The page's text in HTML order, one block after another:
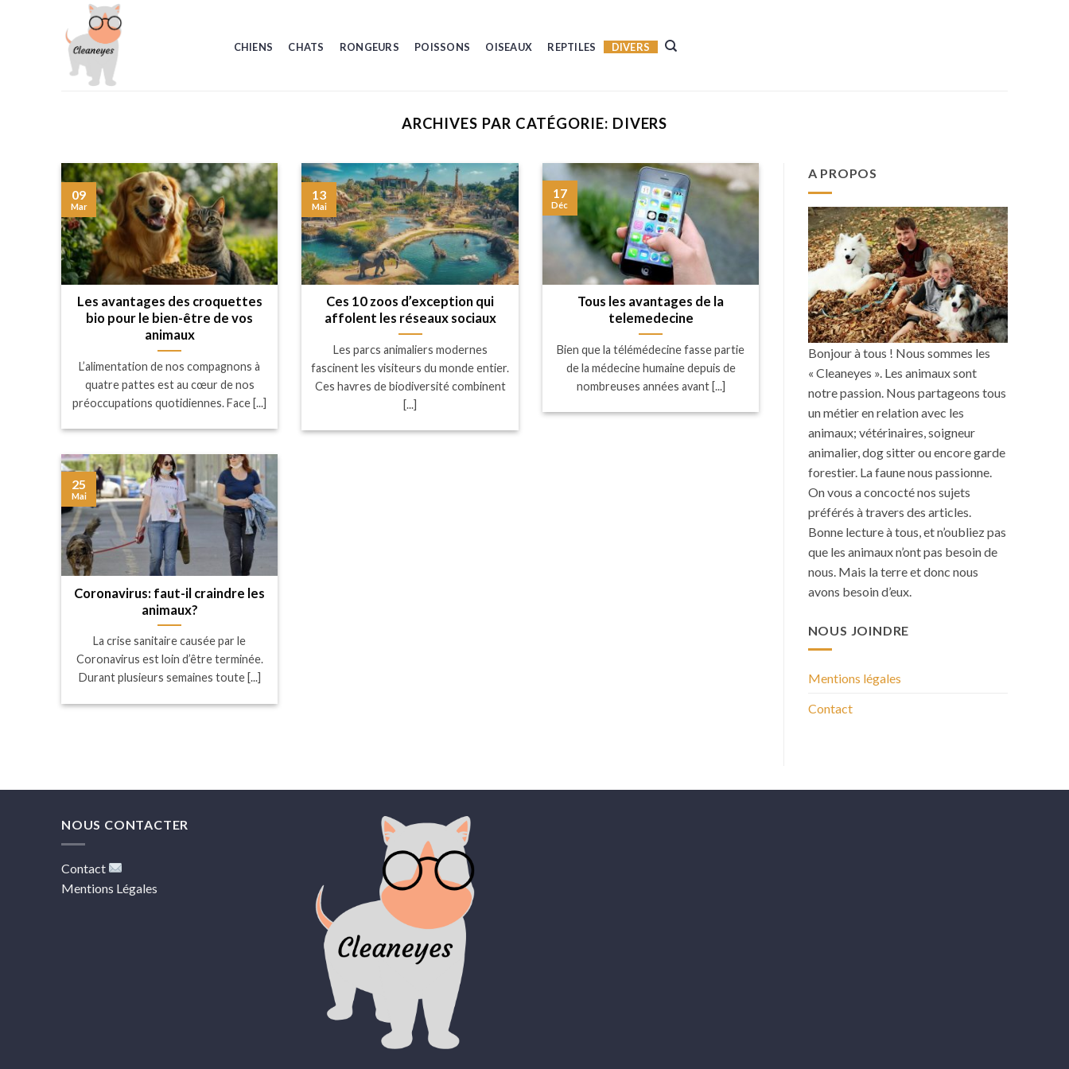
CHIENS CHATS RONGEURS POISSONS OISEAUX REPTILES DIVERS
ARCHIVES PAR CATÉGORIE: DIVERS
Les avantages des croquettes
bio pour le bien-être de vos
animaux
L’alimentation de nos compagnons à
quatre pattes est au cœur de nos
préoccupations quotidiennes. Face [...]
09
Mar
Ces 10 zoos d’exception qui
affolent les réseaux sociaux
Les parcs animaliers modernes
fascinent les visiteurs du monde entier.
Ces havres de biodiversité combinent
[...]
13
Mai
Tous les avantages de la
telemedecine
Bien que la télémédecine fasse partie
de la médecine humaine depuis de
nombreuses années avant [...]
17
Déc
Coronavirus: faut-il craindre les
animaux?
La crise sanitaire causée par le
Coronavirus est loin d’être terminée.
Durant plusieurs semaines toute [...]
25
Mai
A PROPOS
Bonjour à tous ! Nous sommes les
« Cleaneyes ». Les animaux sont
notre passion. Nous partageons tous
un métier en relation avec les
animaux; vétérinaires, soigneur
animalier, dog sitter ou encore garde
forestier. La faune nous passionne.
On vous a concocté nos sujets
préférés à travers des articles.
Bonne lecture à tous, et n’oubliez pas
que les animaux n’ont pas besoin de
nous. Mais la terre et donc nous
avons besoin d’eux.
NOUS JOINDRE
Mentions légales
Contact
NOUS CONTACTER
Contact
Mentions Légales